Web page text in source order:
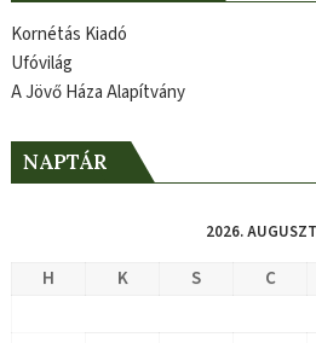
Kornétás Kiadó
Ufóvilág
A Jövő Háza Alapítvány
NAPTÁR
2026.
H K S C